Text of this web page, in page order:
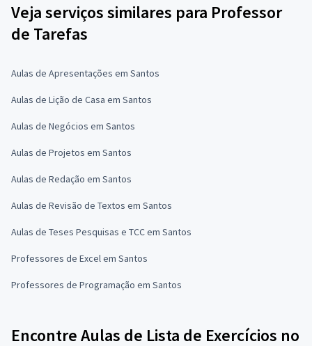
Veja serviços similares para Professor
de Tarefas
Aulas de Apresentações em Santos
Aulas de Lição de Casa em Santos
Aulas de Negócios em Santos
Aulas de Projetos em Santos
Aulas de Redação em Santos
Aulas de Revisão de Textos em Santos
Aulas de Teses Pesquisas e TCC em Santos
Professores de Excel em Santos
Professores de Programação em Santos
Encontre Aulas de Lista de Exercícios no